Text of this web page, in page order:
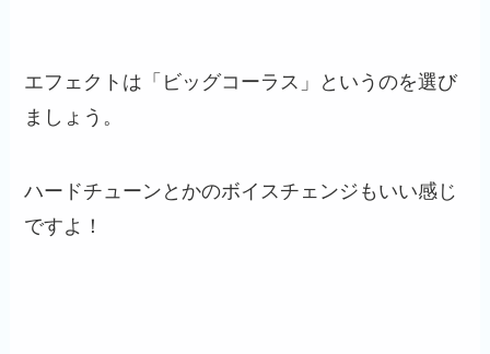
エフェクトは「ビッグコーラス」というのを選び
ましょう。
ハードチューンとかのボイスチェンジもいい感じ
ですよ！